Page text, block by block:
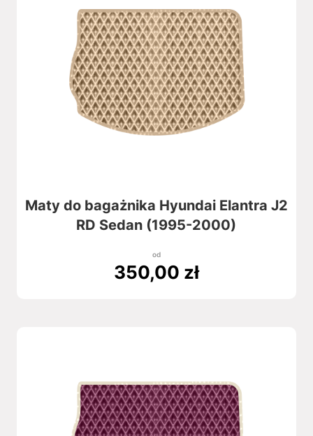
Maty do bagażnika Hyundai Elantra J2
RD Sedan (1995-2000)
od
350,00 zł